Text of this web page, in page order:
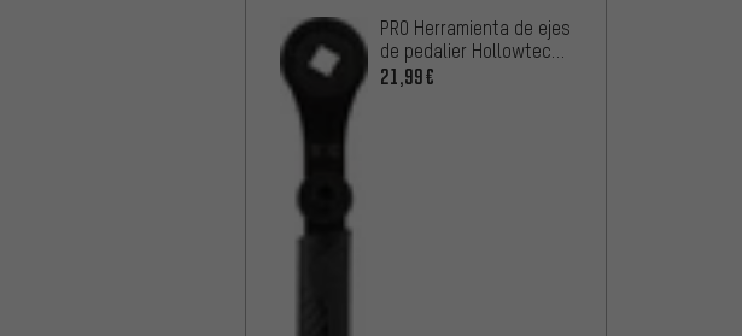
PRO Herramienta de ejes
de pedalier Hollowtech
II
21,99€